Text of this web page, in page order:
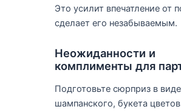
Это усилит впечатление от
сделает его незабываемым.
Неожиданности и
комплименты для
Подготовьте сюрприз в виде
шампанского, букета